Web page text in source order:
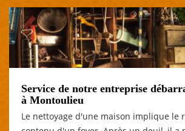
Service de notre entreprise
à Montoulieu
Le nettoyage d'une maison implique le